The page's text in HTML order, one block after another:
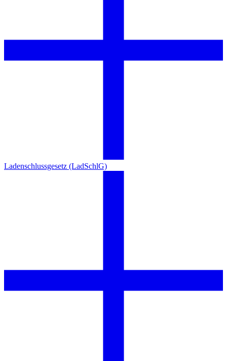
Ladenschlussgesetz (LadSchlG)